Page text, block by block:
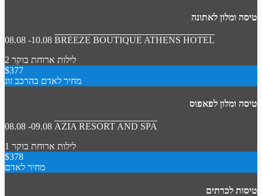
טיסה ומלון לאתונה
08.08 -10.08 BREEZE BOUTIQUE ATHENS HOTEL
2 לילות ארוחת בוקר
$377
מחיר לאדם בהרכב זוג
טיסה ומלון לפאפוס
08.08 -09.08 AZIA RESORT AND SPA
1 לילות ארוחת בוקר
$378
מחיר לאדם
טיסות לכרתים